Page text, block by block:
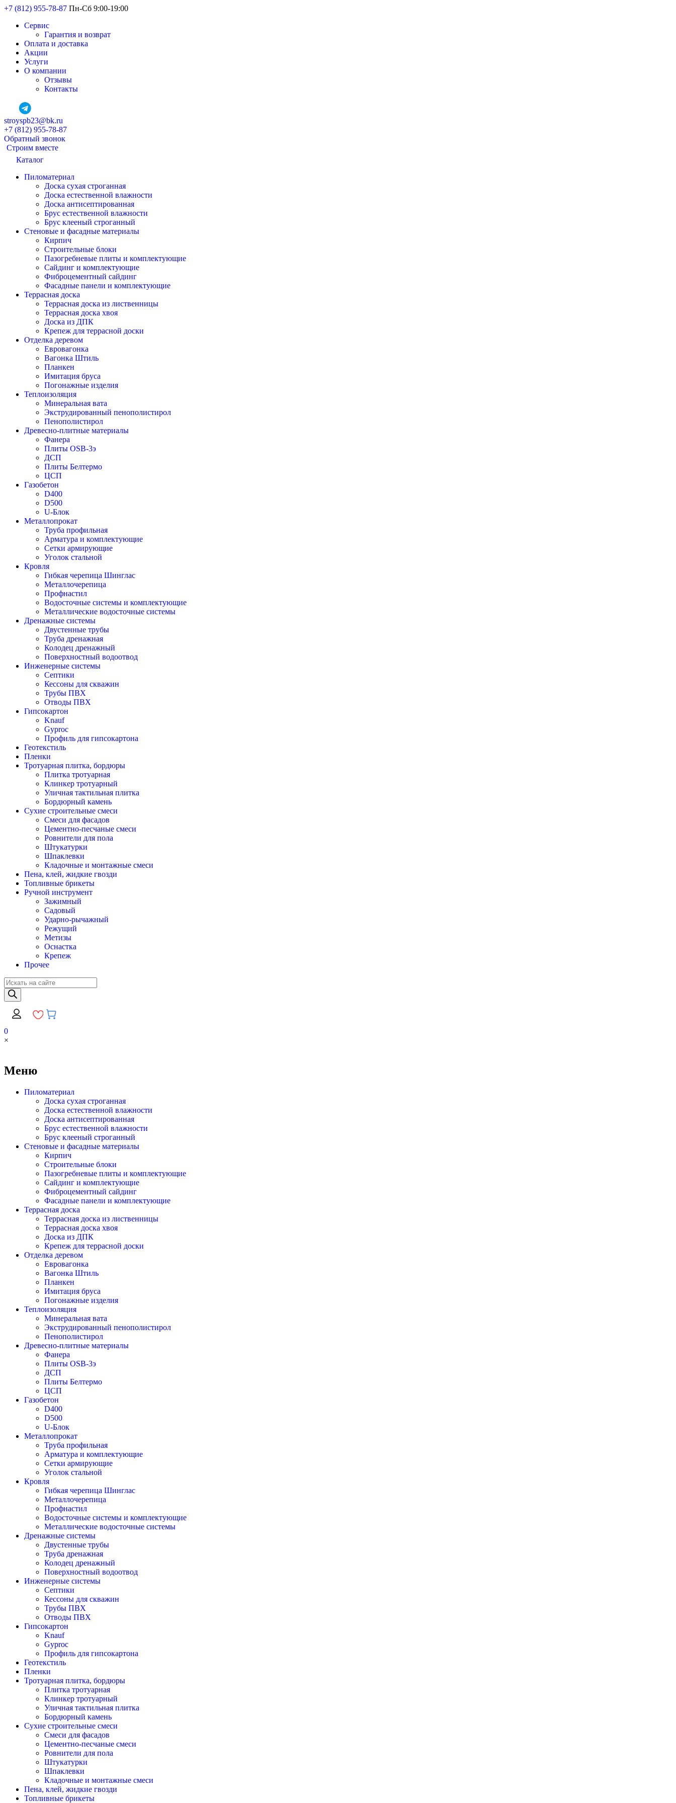
+7 (812) 955-78-87 Пн-Сб 9:00-19:00
Сервис
Гарантия и возврат
Оплата и доставка
Акции
Услуги
О компании
Отзывы
Контакты
stroyspb23@bk.ru
+7 (812) 955-78-87
Обратный звонок
Строим вместе
Каталог
Пиломатериал
Доска сухая строганная
Доска естественной влажности
Доска антисептированная
Брус естественной влажности
Брус клееный строганный
Стеновые и фасадные материалы
Кирпич
Строительные блоки
Пазогребневые плиты и комплектующие
Сайдинг и комплектующие
Фиброцементный сайдинг
Фасадные панели и комплектующие
Террасная доска
Террасная доска из лиственницы
Террасная доска хвоя
Доска из ДПК
Крепеж для террасной доски
Отделка деревом
Евровагонка
Вагонка Штиль
Планкен
Имитация бруса
Погонажные изделия
Теплоизоляция
Минеральная вата
Экструдированный пенополистирол
Пенополистирол
Древесно-плитные материалы
Фанера
Плиты OSB-3э
ДСП
Плиты Белтермо
ЦСП
Газобетон
D400
D500
U-Блок
Металлопрокат
Труба профильная
Арматура и комплектующие
Сетки армирующие
Уголок стальной
Кровля
Гибкая черепица Шинглас
Металлочерепица
Профнастил
Водосточные системы и комплектующие
Металлические водосточные системы
Дренажные системы
Двустенные трубы
Труба дренажная
Колодец дренажный
Поверхностный водоотвод
Инженерные системы
Септики
Кессоны для скважин
Трубы ПВХ
Отводы ПВХ
Гипсокартон
Knauf
Gyproc
Профиль для гипсокартона
Геотекстиль
Пленки
Тротуарная плитка, бордюры
Плитка тротуарная
Клинкер тротуарный
Уличная тактильная плитка
Бордюрный камень
Сухие строительные смеси
Смеси для фасадов
Цементно-песчаные смеси
Ровнители для пола
Штукатурки
Шпаклевки
Кладочные и монтажные смеси
Пена, клей, жидкие гвозди
Топливные брикеты
Ручной инструмент
Зажимный
Садовый
Ударно-рычажный
Режущий
Метизы
Оснастка
Крепеж
Прочее
Поиск
товаров
0
×
Меню
Пиломатериал
Доска сухая строганная
Доска естественной влажности
Доска антисептированная
Брус естественной влажности
Брус клееный строганный
Стеновые и фасадные материалы
Кирпич
Строительные блоки
Пазогребневые плиты и комплектующие
Сайдинг и комплектующие
Фиброцементный сайдинг
Фасадные панели и комплектующие
Террасная доска
Террасная доска из лиственницы
Террасная доска хвоя
Доска из ДПК
Крепеж для террасной доски
Отделка деревом
Евровагонка
Вагонка Штиль
Планкен
Имитация бруса
Погонажные изделия
Теплоизоляция
Минеральная вата
Экструдированный пенополистирол
Пенополистирол
Древесно-плитные материалы
Фанера
Плиты OSB-3э
ДСП
Плиты Белтермо
ЦСП
Газобетон
D400
D500
U-Блок
Металлопрокат
Труба профильная
Арматура и комплектующие
Сетки армирующие
Уголок стальной
Кровля
Гибкая черепица Шинглас
Металлочерепица
Профнастил
Водосточные системы и комплектующие
Металлические водосточные системы
Дренажные системы
Двустенные трубы
Труба дренажная
Колодец дренажный
Поверхностный водоотвод
Инженерные системы
Септики
Кессоны для скважин
Трубы ПВХ
Отводы ПВХ
Гипсокартон
Knauf
Gyproc
Профиль для гипсокартона
Геотекстиль
Пленки
Тротуарная плитка, бордюры
Плитка тротуарная
Клинкер тротуарный
Уличная тактильная плитка
Бордюрный камень
Сухие строительные смеси
Смеси для фасадов
Цементно-песчаные смеси
Ровнители для пола
Штукатурки
Шпаклевки
Кладочные и монтажные смеси
Пена, клей, жидкие гвозди
Топливные брикеты